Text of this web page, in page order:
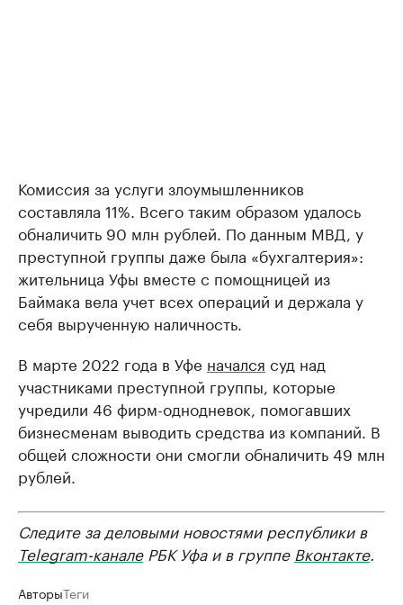
Комиссия за услуги злоумышленников
составляла 11%. Всего таким образом удалось
обналичить 90 млн рублей. По данным МВД, у
преступной группы даже была «бухгалтерия»:
жительница Уфы вместе с помощницей из
Баймака вела учет всех операций и держала у
себя вырученную наличность.
В марте 2022 года в Уфе начался суд над
участниками преступной группы, которые
учредили 46 фирм-однодневок, помогавших
бизнесменам выводить средства из компаний. В
общей сложности они смогли обналичить 49 млн
рублей.
Следите за деловыми новостями республики в
Telegram-каналеРБК Уфа и в группе Вконтакте.
АвторыТеги